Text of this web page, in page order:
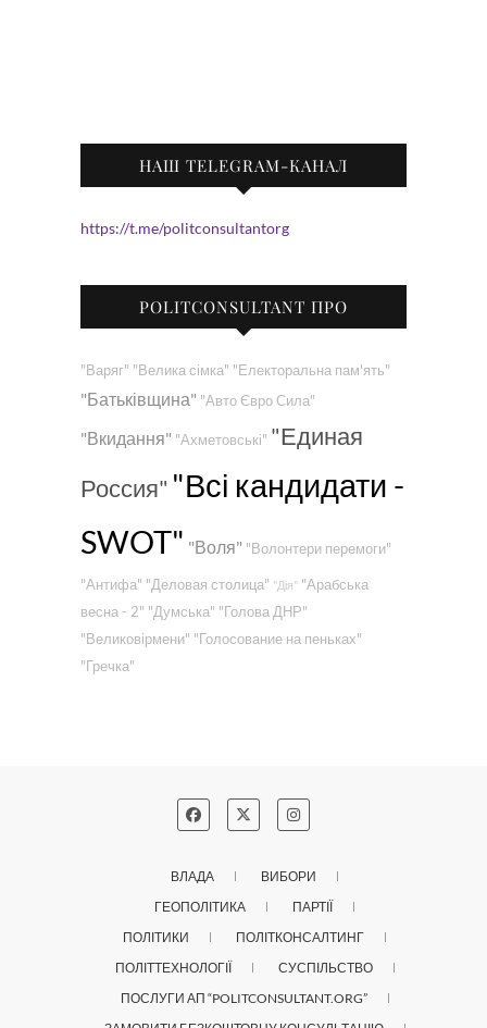
НАШ TELEGRAM-КАНАЛ
https://t.me/politconsultantorg
POLITCONSULTANT ПРО
"Варяг" "Велика сімка" "Електоральна пам'ять"
"Батьківщина" "Авто Євро Сила"
"Вкидання" "Ахметовські" "Единая
Россия" "Всі кандидати -
SWOT" "Воля" "Волонтери перемоги"
"Антифа" "Деловая столица" "Дія" "Арабська
весна - 2" "Думська" "Голова ДНР"
"Великовірмени" "Голосование на пеньках"
"Гречка"
ВЛАДА
ВИБОРИ
ГЕОПОЛІТИКА
ПАРТІЇ
ПОЛІТИКИ
ПОЛІТКОНСАЛТИНГ
ПОЛІТТЕХНОЛОГІЇ
СУСПІЛЬСТВО
ПОСЛУГИ АП “POLITCONSULTANT.ORG”